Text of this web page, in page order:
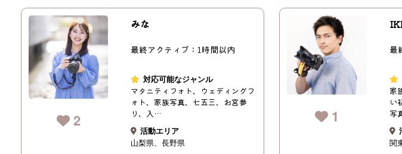
2
みな
最終アクティブ：1時間以内
対応可能なジャンル
マタニティフォト、ウェディングフ
ォト、家族写真、七五三、お宮参
り、入…
活動エリア
山梨県
長野県
1
最
家
い
写
関